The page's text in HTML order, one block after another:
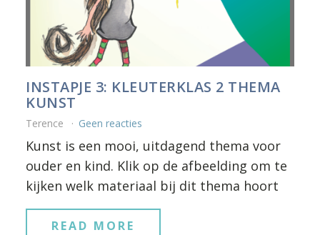
INSTAPJE 3: KLEUTERKLAS 2 THEMA
KUNST
Terence Geen reacties
Kunst is een mooi, uitdagend thema voor
ouder en kind. Klik op de afbeelding om te
kijken welk materiaal bij dit thema hoort
READ MORE